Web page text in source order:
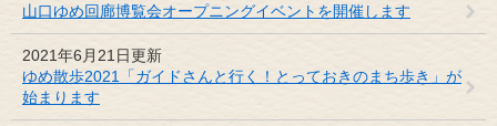
山口ゆめ回廊博覧会オープニングイベントを開催します
2021年6月21日更新
ゆめ散歩2021「ガイドさんと行く！とっておきのまち歩き」が
始まります